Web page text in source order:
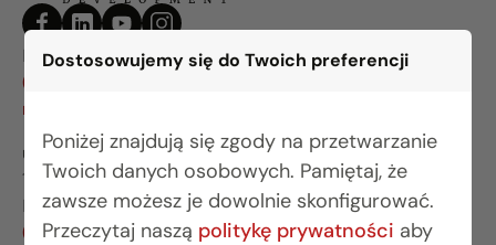
Dostosowujemy się do Twoich preferencji
Poniżej znajdują się zgody na przetwarzanie
Twoich danych osobowych. Pamiętaj, że
zawsze możesz je dowolnie skonfigurować.
Przeczytaj naszą politykę prywatności aby
BIURO BIAŁYSTOK
(85) 749 99 09
mieszkania@rogowskidevelopment.pl
ul. Legionowa 28 lok. 202
15-281 Białystok
BIURO WARSZAWA
(22) 642 03 55